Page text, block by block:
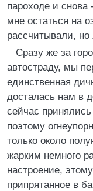
пароходе и снова
мне остаться на
рассчитывали, но
Сразу же за
автостраду, мы
единственная
досталась нам в
сейчас
поэтому
только около
жарким немного
настроение,
припрятанное в